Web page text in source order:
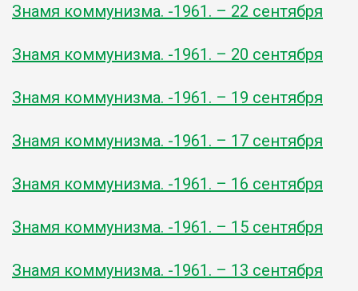
Знамя коммунизма. -1961. – 22 сентября
Знамя коммунизма. -1961. – 20 сентября
Знамя коммунизма. -1961. – 19 сентября
Знамя коммунизма. -1961. – 17 сентября
Знамя коммунизма. -1961. – 16 сентября
Знамя коммунизма. -1961. – 15 сентября
Знамя коммунизма. -1961. – 13 сентября